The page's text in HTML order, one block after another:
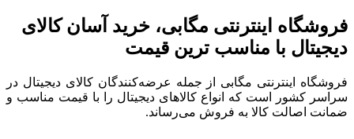
فروشگاه اینترنتی مگابی، خرید آسان کالای
دیجیتال با مناسب ترین قیمت
فروشگاه اینترنتی مگابی از جمله عرضه‌کنندگان کالای دیجیتال در
سراسر کشور است که انواع کالاهای دیجیتال را با قیمت مناسب و
ضمانت اصالت کالا به فروش می‌رساند.